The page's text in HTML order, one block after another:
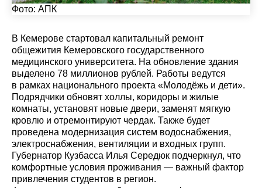
Фото: АПК
В Кемерове стартовал капитальный ремонт
общежития Кемеровского государственного
медицинского университета. На обновление здания
выделено 78 миллионов рублей. Работы ведутся
в рамках национального проекта «Молодёжь и дети».
Подрядчики обновят холлы, коридоры и жилые
комнаты, установят новые двери, заменят мягкую
кровлю и отремонтируют чердак. Также будет
проведена модернизация систем водоснабжения,
электроснабжения, вентиляции и входных групп.
Губернатор Кузбасса Илья Середюк подчеркнул, что
комфортные условия проживания — важный фактор
привлечения студентов в регион.